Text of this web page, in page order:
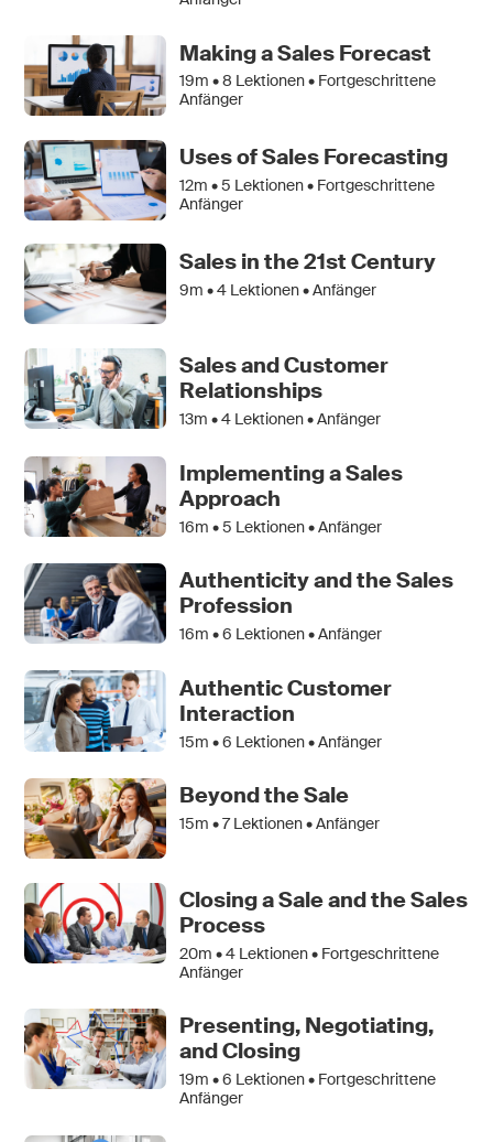
Making a Sales Forecast
19m •8 Lektionen • Fortgeschrittene
Anfänger
Uses of Sales Forecasting
12m •5 Lektionen • Fortgeschrittene
Anfänger
Sales in the 21st Century
9m •4 Lektionen • Anfänger
Sales and Customer
Relationships
13m •4 Lektionen • Anfänger
Implementing a Sales
Approach
16m •5 Lektionen • Anfänger
Authenticity and the Sales
Profession
16m •6 Lektionen • Anfänger
Authentic Customer
Interaction
15m •6 Lektionen • Anfänger
Beyond the Sale
15m •7Lektionen • Anfänger
Closing a Sale and the Sales
Process
20m •4 Lektionen • Fortgeschrittene
Anfänger
Presenting, Negotiating,
and Closing
19m •6 Lektionen • Fortgeschrittene
Anfänger